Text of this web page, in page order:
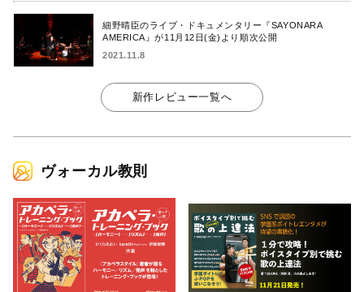
細野晴臣のライブ・ドキュメンタリー『SAYONARA
AMERICA』が11月12日(金)より順次公開
2021.11.8
新作レビュー一覧へ
ヴォーカル教則